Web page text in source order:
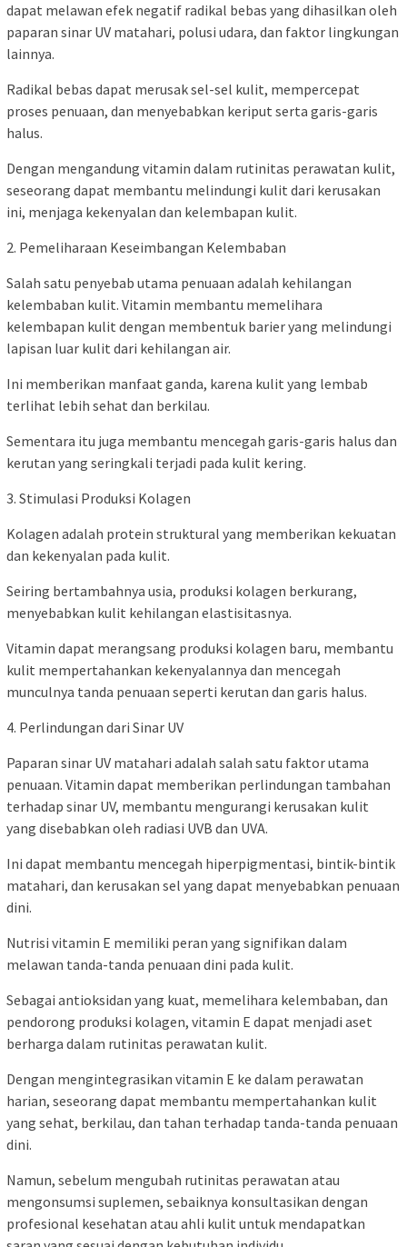
dapat melawan efek negatif radikal bebas yang dihasilkan oleh
paparan sinar UV matahari, polusi udara, dan faktor lingkungan
lainnya.
Radikal bebas dapat merusak sel-sel kulit, mempercepat
proses penuaan, dan menyebabkan keriput serta garis-garis
halus.
Dengan mengandung vitamin dalam rutinitas perawatan kulit,
seseorang dapat membantu melindungi kulit dari kerusakan
ini, menjaga kekenyalan dan kelembapan kulit.
2. Pemeliharaan Keseimbangan Kelembaban
Salah satu penyebab utama penuaan adalah kehilangan
kelembaban kulit. Vitamin membantu memelihara
kelembapan kulit dengan membentuk barier yang melindungi
lapisan luar kulit dari kehilangan air.
Ini memberikan manfaat ganda, karena kulit yang lembab
terlihat lebih sehat dan berkilau.
Sementara itu juga membantu mencegah garis-garis halus dan
kerutan yang seringkali terjadi pada kulit kering.
3. Stimulasi Produksi Kolagen
Kolagen adalah protein struktural yang memberikan kekuatan
dan kekenyalan pada kulit.
Seiring bertambahnya usia, produksi kolagen berkurang,
menyebabkan kulit kehilangan elastisitasnya.
Vitamin dapat merangsang produksi kolagen baru, membantu
kulit mempertahankan kekenyalannya dan mencegah
munculnya tanda penuaan seperti kerutan dan garis halus.
4. Perlindungan dari Sinar UV
Paparan sinar UV matahari adalah salah satu faktor utama
penuaan. Vitamin dapat memberikan perlindungan tambahan
terhadap sinar UV, membantu mengurangi kerusakan kulit
yang disebabkan oleh radiasi UVB dan UVA.
Ini dapat membantu mencegah hiperpigmentasi, bintik-bintik
matahari, dan kerusakan sel yang dapat menyebabkan penuaan
dini.
Nutrisi vitamin E memiliki peran yang signifikan dalam
melawan tanda-tanda penuaan dini pada kulit.
Sebagai antioksidan yang kuat, memelihara kelembaban, dan
pendorong produksi kolagen, vitamin E dapat menjadi aset
berharga dalam rutinitas perawatan kulit.
Dengan mengintegrasikan vitamin E ke dalam perawatan
harian, seseorang dapat membantu mempertahankan kulit
yang sehat, berkilau, dan tahan terhadap tanda-tanda penuaan
dini.
Namun, sebelum mengubah rutinitas perawatan atau
mengonsumsi suplemen, sebaiknya konsultasikan dengan
profesional kesehatan atau ahli kulit untuk mendapatkan